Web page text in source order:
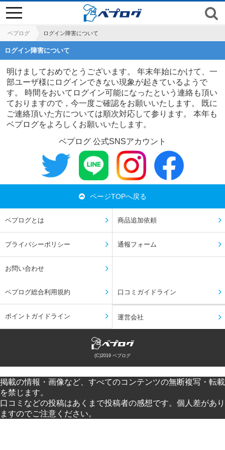
ベプログ ログイン障害について
toggle
navigation
ログイン障害について
明けましておめでとうございます。 年末年始にかけて、一
部ユーザ様にログインできない現象が起きているようで
す。 時間をおいてログイン可能になったという連絡も頂い
ておりますので，今一度ご確認をお願いいたします。 既に
ご連絡頂いた方については順次対応して参ります。 本年も
ベプログをよろしくお願いいたします。
ベプログ 公式SNSアカウント
ページTOPへ戻る
ベプログとは 商品追加依頼
プライバシーポリシー 通報フォーム
お問い合わせ
ベプログ総合利用規約 口コミガイドライン
ポイントガイドライン 運営会社
(C)2019 ベプログ
掲載の情報・画像など、すべてのコンテンツの無断複写・転載
を禁じます。
口コミなどの投稿はあくまで投稿者の感想です。個人差があり
ますのでご注意ください。